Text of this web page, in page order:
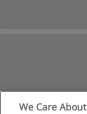
We Care